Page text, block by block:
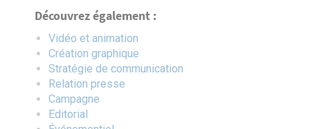
Découvrez également :
Vidéo et animation
Création graphique
Stratégie de communication
Relation presse
Campagne
Editorial